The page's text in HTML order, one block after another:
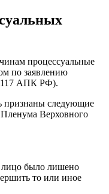
процессуальные
по заявлению
117 АПК РФ).
признаны следующие
Пленума Верховного
было лишено
то или иное